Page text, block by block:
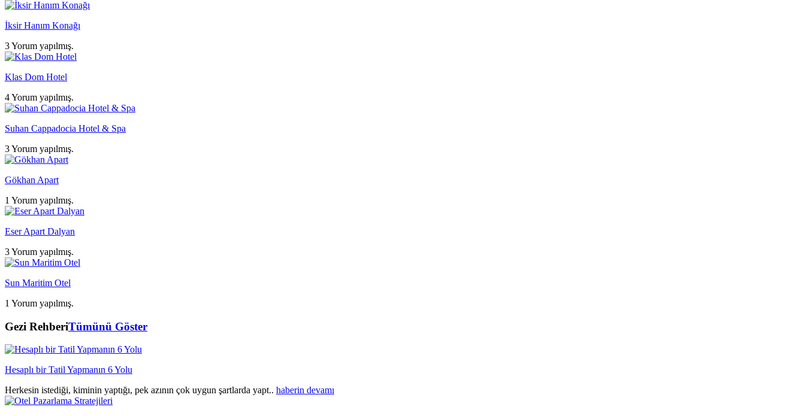
İksir Hanım Konağı
3 Yorum yapılmış.
Klas Dom Hotel
4 Yorum yapılmış.
Suhan Cappadocia Hotel & Spa
3 Yorum yapılmış.
Gökhan Apart
1 Yorum yapılmış.
Eser Apart Dalyan
3 Yorum yapılmış.
Sun Maritim Otel
1 Yorum yapılmış.
Gezi RehberiTümünü Göster
Hesaplı bir Tatil Yapmanın 6 Yolu
Herkesin istediği, kiminin yaptığı, pek azının çok uygun şartlarda yapt.. haberin devamı